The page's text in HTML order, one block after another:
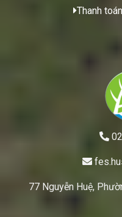
Thanh
77 Nguyễn Huệ,